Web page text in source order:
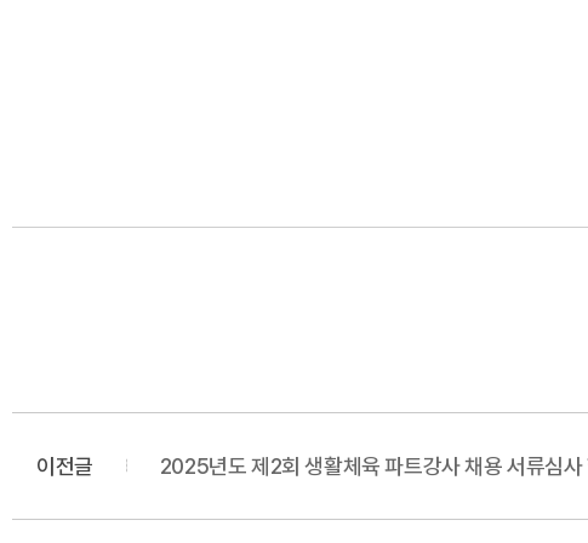
이전글 2025년도 제2회 생활체육 파트강사 채용 서류심